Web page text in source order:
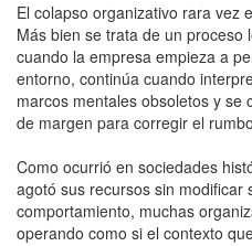
El colapso organizativo rara vez
Más bien se trata de un proceso
cuando la empresa empieza a
entorno, continúa cuando
marcos mentales obsoletos y se
de margen para corregir el
Como ocurrió en sociedades
agotó sus recursos sin modificar
comportamiento, muchas
operando como si el contexto